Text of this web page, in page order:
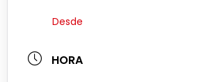
Desde
HORA